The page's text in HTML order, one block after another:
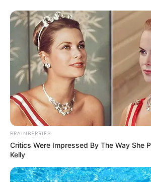
Fonte:Pinterest
BRAINBERRIES
Critics Were Impressed By The Way She
Kelly